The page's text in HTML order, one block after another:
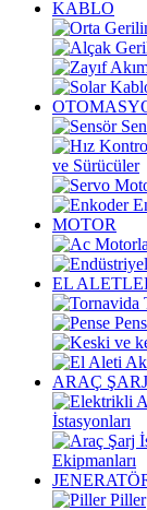
KABLO
ve Sürücüler
MOTOR
EL
ARAÇ
İstasyonları
Ekipmanları
Piller